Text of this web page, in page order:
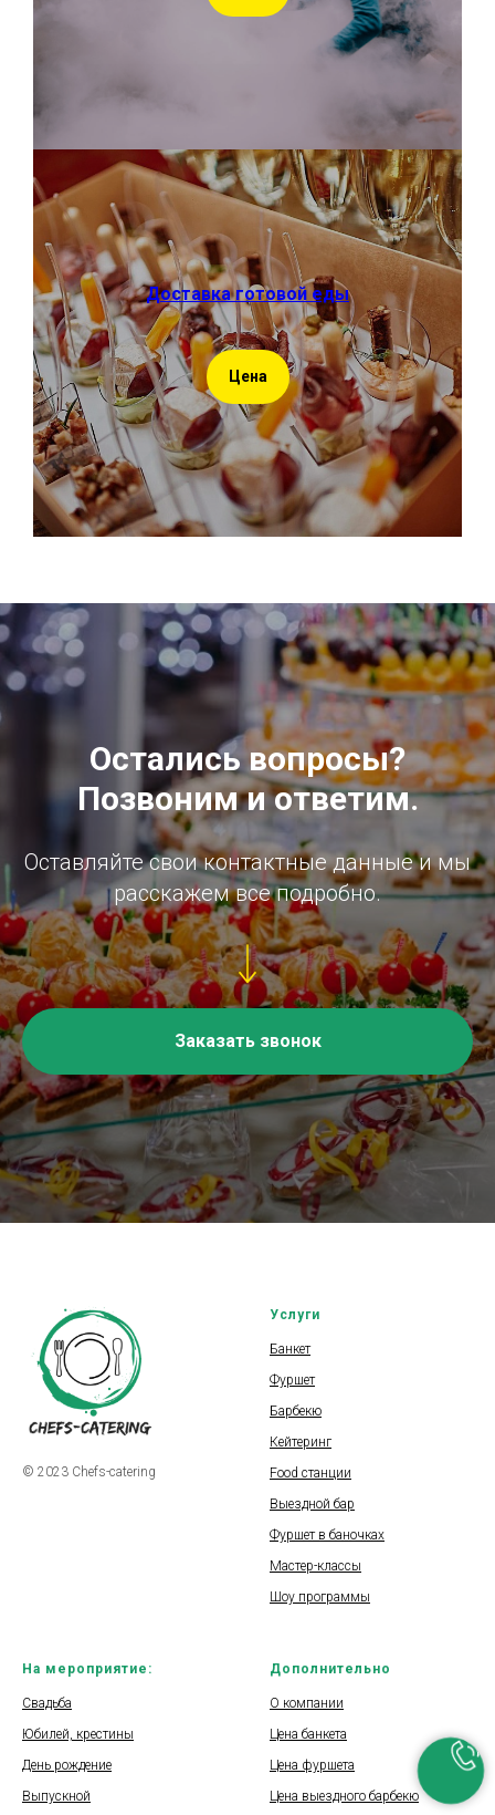
Доставка готовой еды
Цена
Остались вопросы?
Позвоним и ответим.
Оставляйте свои контактные данные и мы
расскажем все подробно.
Заказать звонок
© 2023 Chefs-catering
Услуги
Банкет
Фуршет
Барбекю
Кейтеринг
Food станции
Выездной бар
Фуршет в баночках
Мастер-классы
Шоу программы
На мероприятие:
Свадьба
Юбилей, крестины
День рождение
Выпускной
Дополнительно
О компании
Цена банкета
Цена фуршета
Цена выездного барбекю